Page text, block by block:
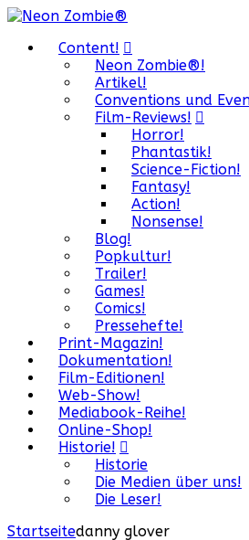
Content!
Neon Zombie®!
Artikel!
Conventions und
Film-Reviews!
Horror!
Phantastik!
Science-Fiction!
Fantasy!
Action!
Nonsense!
Blog!
Popkultur!
Trailer!
Games!
Comics!
Pressehefte!
Print-Magazin!
Dokumentation!
Film-Editionen!
Web-Show!
Mediabook-Reihe!
Online-Shop!
Historie!
Historie
Die Medien über uns!
Die Leser!
Startseitedanny glover